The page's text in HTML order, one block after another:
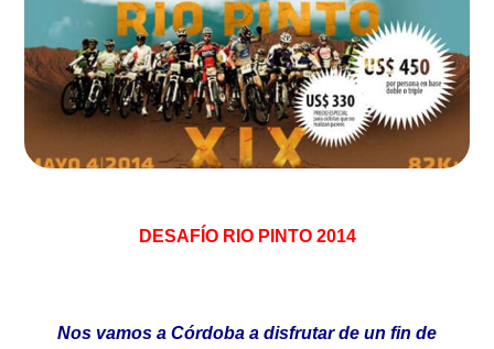
DESAFÍO RIO PINTO 2014
Nos vamos a Córdoba a disfrutar de un fin de